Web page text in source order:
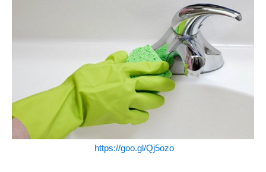
https://goo.gl/Qj5ozo